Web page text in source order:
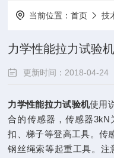
当前位置：首页 技
力学性能拉力试验
更新时间：2018-04-24
力学性能拉力试验机使用
合的传感器，传感器3kN
扣、梯子等登高工具。传
钢丝绳索等起重工具。注